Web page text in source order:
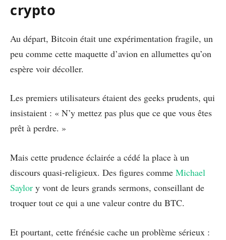
crypto
Au départ, Bitcoin était une expérimentation fragile, un
peu comme cette maquette d’avion en allumettes qu’on
espère voir décoller.
Les premiers utilisateurs étaient des geeks prudents, qui
insistaient : « N’y mettez pas plus que ce que vous êtes
prêt à perdre. »
Mais cette prudence éclairée a cédé la place à un
discours quasi-religieux. Des figures comme Michael
Saylor y vont de leurs grands sermons, conseillant de
troquer tout ce qui a une valeur contre du BTC.
Et pourtant, cette frénésie cache un problème sérieux :